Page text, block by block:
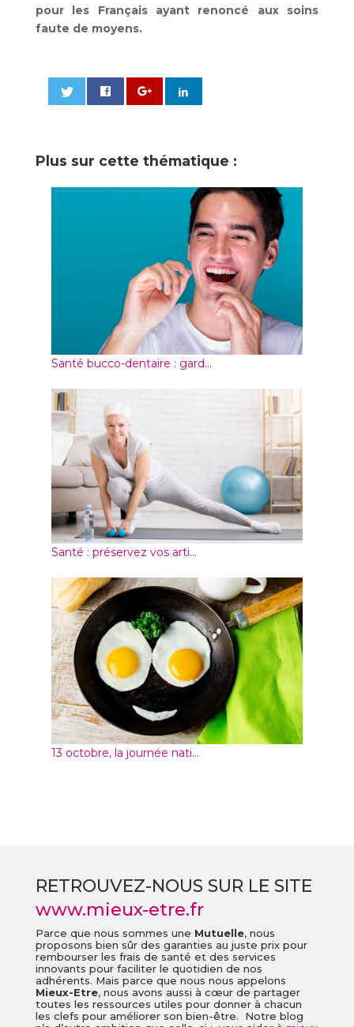
pour les Français ayant renoncé aux soins
faute de moyens.
Plus sur cette thématique :
Santé bucco-dentaire : gard...
Santé : préservez vos arti...
13 octobre, la journée nati...
RETROUVEZ-NOUS SUR LE SITE
www.mieux-etre.fr
Parce que nous sommes une Mutuelle, nous
proposons bien sûr des garanties au juste prix pour
rembourser les frais de santé et des services
innovants pour faciliter le quotidien de nos
adhérents. Mais parce que nous nous appelons
Mieux-Etre, nous avons aussi à cœur de partager
toutes les ressources utiles pour donner à chacun
les clefs pour améliorer son bien-être. Notre blog